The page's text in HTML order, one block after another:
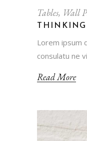
Tables, Wall
Lorem ipsum
consulatu ne
Read More